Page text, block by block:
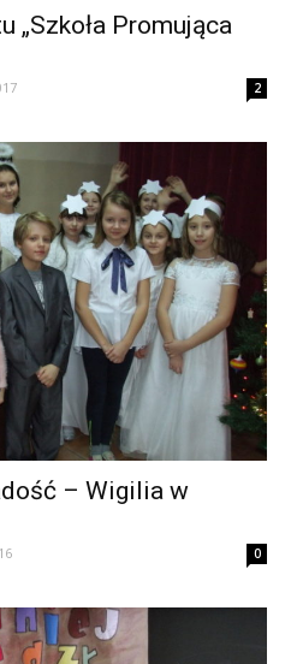
„Szkoła Promująca
2
– Wigilia w
0